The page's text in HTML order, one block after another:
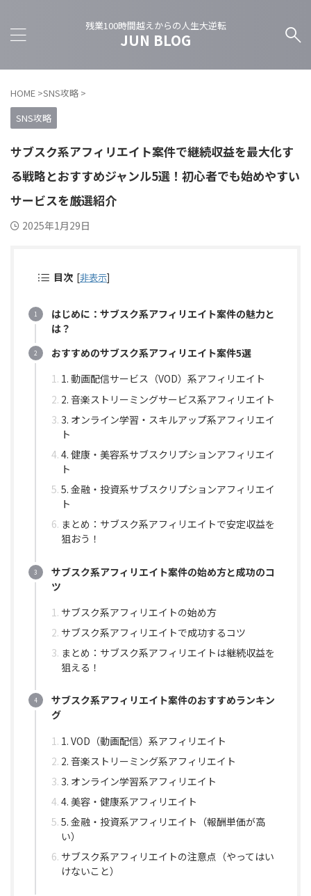
残業100時間越えからの人生大逆転
JUN BLOG
HOME >SNS攻略 >
SNS攻略
サブスク系アフィリエイト案件で継続収益を最大化す
る戦略とおすすめジャンル5選！初心者でも始めやすい
サービスを厳選紹介
2025年1月29日
目次 [非表示]
はじめに：サブスク系アフィリエイト案件の魅力と
は？
おすすめのサブスク系アフィリエイト案件5選
1. 動画配信サービス（VOD）系アフィリエイト
2. 音楽ストリーミングサービス系アフィリエイト
3. オンライン学習・スキルアップ系アフィリエイ
ト
4. 健康・美容系サブスクリプションアフィリエイ
ト
5. 金融・投資系サブスクリプションアフィリエイ
ト
まとめ：サブスク系アフィリエイトで安定収益を
狙おう！
サブスク系アフィリエイト案件の始め方と成功のコ
ツ
サブスク系アフィリエイトの始め方
サブスク系アフィリエイトで成功するコツ
まとめ：サブスク系アフィリエイトは継続収益を
狙える！
サブスク系アフィリエイト案件のおすすめランキン
グ
1. VOD（動画配信）系アフィリエイト
2. 音楽ストリーミング系アフィリエイト
3. オンライン学習系アフィリエイト
4. 美容・健康系アフィリエイト
5. 金融・投資系アフィリエイト（報酬単価が高
い）
サブスク系アフィリエイトの注意点（やってはい
けないこと）